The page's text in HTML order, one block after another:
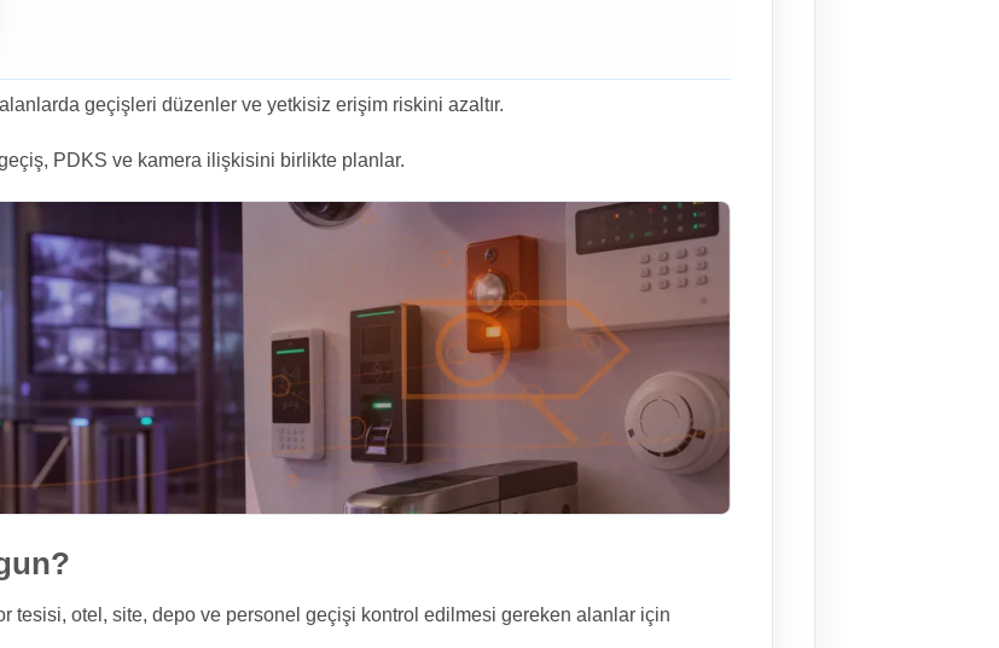
geçişleri düzenler ve yetkisiz erişim riskini azaltır.
PDKS ve kamera ilişkisini birlikte planlar.
tesisi, otel, site, depo ve personel geçişi kontrol edilmesi gereken alanlar için